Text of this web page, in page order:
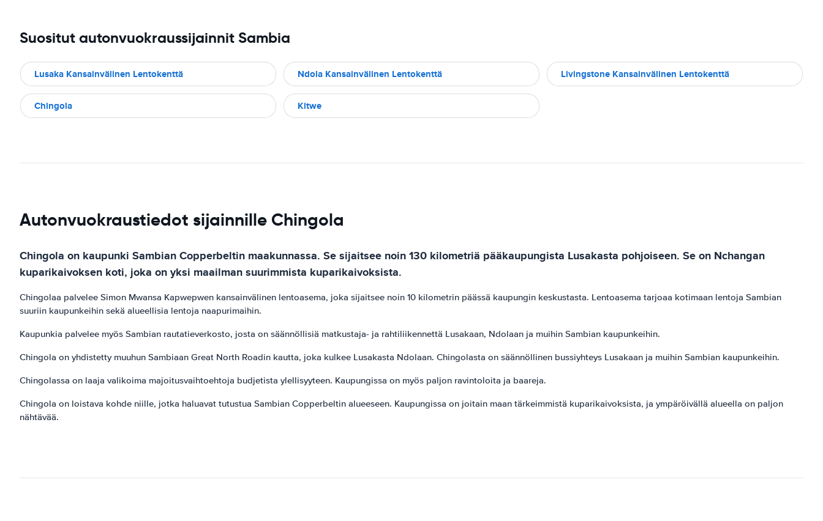
Suositut autonvuokraussijainnit Sambia
Lusaka Kansainvälinen Lentokenttä Ndola Kansainvälinen Lentokenttä Livingstone Kansainvälinen Lentokenttä
Chingola Kitwe
Autonvuokraustiedot sijainnille Chingola
Chingola on kaupunki Sambian Copperbeltin maakunnassa. Se sijaitsee noin 130 kilometriä pääkaupungista Lusakasta pohjoiseen. Se on Nchangan
kuparikaivoksen koti, joka on yksi maailman suurimmista kuparikaivoksista.
Chingolaa palvelee Simon Mwansa Kapwepwen kansainvälinen lentoasema, joka sijaitsee noin 10 kilometrin päässä kaupungin keskustasta. Lentoasema tarjoaa kotimaan lentoja Sambian
suuriin kaupunkeihin sekä alueellisia lentoja naapurimaihin.
Kaupunkia palvelee myös Sambian rautatieverkosto, josta on säännöllisiä matkustaja- ja rahtiliikennettä Lusakaan, Ndolaan ja muihin Sambian kaupunkeihin.
Chingola on yhdistetty muuhun Sambiaan Great North Roadin kautta, joka kulkee Lusakasta Ndolaan. Chingolasta on säännöllinen bussiyhteys Lusakaan ja muihin Sambian kaupunkeihin.
Chingolassa on laaja valikoima majoitusvaihtoehtoja budjetista ylellisyyteen. Kaupungissa on myös paljon ravintoloita ja baareja.
Chingola on loistava kohde niille, jotka haluavat tutustua Sambian Copperbeltin alueeseen. Kaupungissa on joitain maan tärkeimmistä kuparikaivoksista, ja ympäröivällä alueella on paljon
nähtävää.